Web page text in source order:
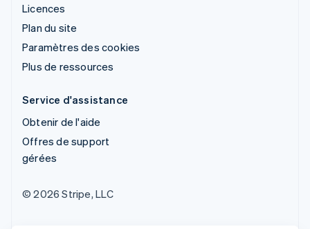
Licences
Plan du site
Paramètres des cookies
Plus de ressources
Service d'assistance
Obtenir de l'aide
Offres de support
gérées
© 2026 Stripe, LLC